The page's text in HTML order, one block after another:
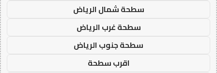
سطحة شمال الرياض
سطحة غرب الرياض
سطحة جنوب الرياض
اقرب سطحة